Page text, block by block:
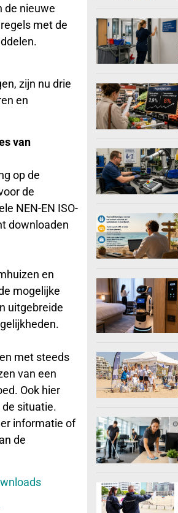
de nieuwe
met de
zijn nu drie
en
van
op de
de
NEN-EN ISO-
downloaden
en
mogelijke
uitgebreide
met steeds
van een
Ook hier
situatie.
informatie of
de